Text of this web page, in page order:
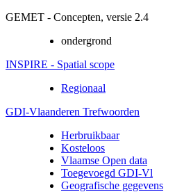
GEMET - Concepten, versie 2.4
ondergrond
INSPIRE - Spatial scope
Regionaal
GDI-Vlaanderen Trefwoorden
Herbruikbaar
Kosteloos
Vlaamse Open data
Toegevoegd GDI-Vl
Geografische gegevens